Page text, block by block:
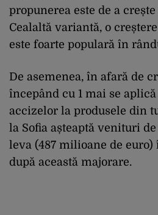
propunerea este de a
Cealaltă variantă, o
este foarte populară în
De asemenea, în afară de
începând cu 1 mai se
accizelor la produsele din
la Sofia așteaptă venituri
leva (487 milioane de
după această majorare.